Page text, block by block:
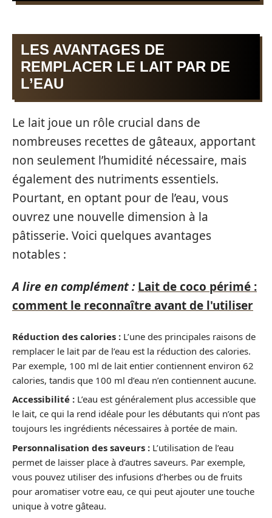
LES AVANTAGES DE
REMPLACER LE LAIT PAR DE
L’EAU
Le lait joue un rôle crucial dans de
nombreuses recettes de gâteaux, apportant
non seulement l’humidité nécessaire, mais
également des nutriments essentiels.
Pourtant, en optant pour de l’eau, vous
ouvrez une nouvelle dimension à la
pâtisserie. Voici quelques avantages
notables :
A lire en complément : Lait de coco périmé :
comment le reconnaître avant de l'utiliser
Réduction des calories : L’une des principales raisons de
remplacer le lait par de l’eau est la réduction des calories.
Par exemple, 100 ml de lait entier contiennent environ 62
calories, tandis que 100 ml d’eau n’en contiennent aucune.
Accessibilité : L’eau est généralement plus accessible que
le lait, ce qui la rend idéale pour les débutants qui n’ont pas
toujours les ingrédients nécessaires à portée de main.
Personnalisation des saveurs : L’utilisation de l’eau
permet de laisser place à d’autres saveurs. Par exemple,
vous pouvez utiliser des infusions d’herbes ou de fruits
pour aromatiser votre eau, ce qui peut ajouter une touche
unique à votre gâteau.